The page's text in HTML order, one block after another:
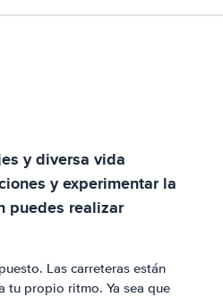
y diversa vida
y experimentar la
puedes realizar
Las carreteras están
tu propio ritmo. Ya sea que